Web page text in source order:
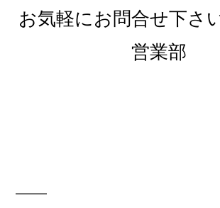
お気軽にお問合せ下さ
営業部